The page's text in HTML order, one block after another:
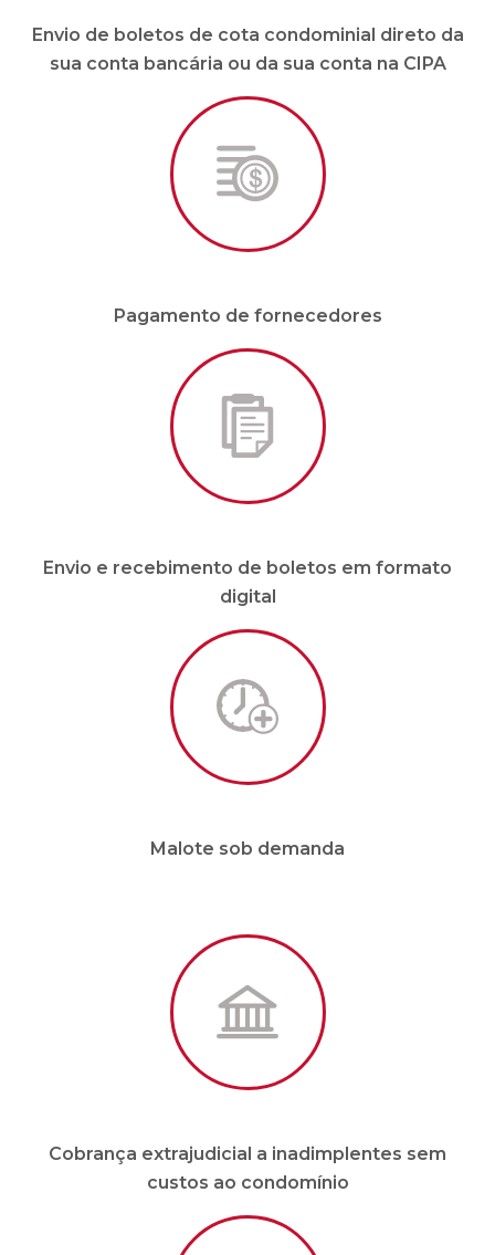
Pagamento de fornecedores
Envio e recebimento de boletos em formato
digital
Malote sob demanda
Cobrança extrajudicial a inadimplentes sem
custos ao condomínio